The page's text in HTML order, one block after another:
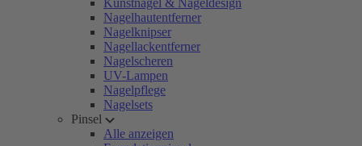
Kunstnägel & Nageldesign
Nagelhautentferner
Nagelknipser
Nagellackentferner
Nagelscheren
UV-Lampen
Nagelpflege
Nagelsets
Pinsel
Alle anzeigen